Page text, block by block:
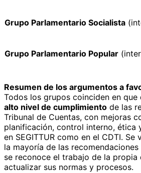
Grupo Parlamentario Socialista
Grupo Parlamentario Popular
Resumen de los argumentos a
Todos los grupos coinciden en
alto nivel de cumplimiento de las
Tribunal de Cuentas, con mejoras
planificación, control interno, ética
en SEGITTUR como en el CDTI.
la mayoría de las
se reconoce el trabajo de la propia
actualizar sus normas y procesos.